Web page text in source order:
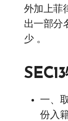
外加上菲
出一部分
少 。
一、
份入